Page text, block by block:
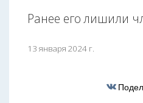
Ранее его лишили
13 января 2024 г.